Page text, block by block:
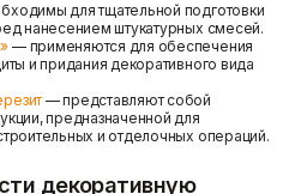
для тщательной подготовки
нанесением штукатурных смесей.
— применяются для обеспечения
и придания декоративного вида
— представляют собой
предназначенной для
и отделочных операций.
декоративную